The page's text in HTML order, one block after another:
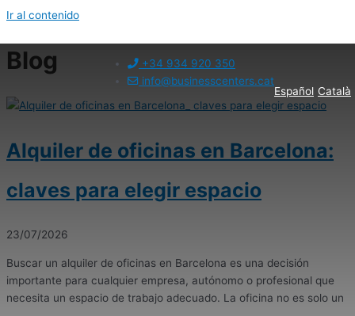
Ir al contenido
+34 934 920 350
info@businesscenters.cat
Español Català
Blog
Alquiler de oficinas en Barcelona:
claves para elegir espacio
23/07/2026
Buscar un alquiler de oficinas en Barcelona es una decisión
importante para cualquier empresa, autónomo o profesional que
necesita un espacio de trabajo adecuado. La oficina no es solo un